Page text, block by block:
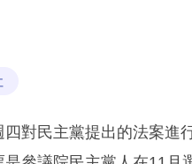
四對民主黨提出的法案進